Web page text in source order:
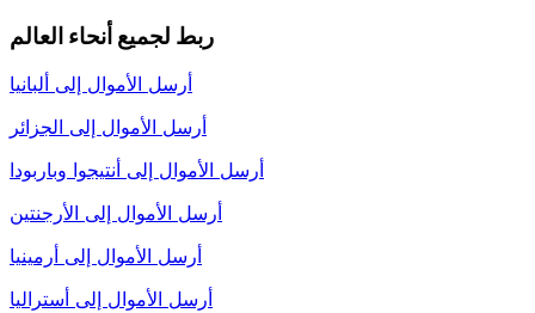
ربط لجميع أنحاء العالم
أرسل الأموال إلى ألبانيا
أرسل الأموال إلى الجزائر
أرسل الأموال إلى أنتيجوا وباربودا
أرسل الأموال إلى الأرجنتين
أرسل الأموال إلى أرمينيا
أرسل الأموال إلى أستراليا